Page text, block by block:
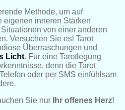
Methode, um auf
eigenen inneren Stärken
von einer anderen
Versuchen Sie es! Tarot
Überraschungen und
Licht. Für eine Tarotlegung
denn die Tarot
oder per SMS einfühlsam
Sie nur
Ihr offenes Herz!